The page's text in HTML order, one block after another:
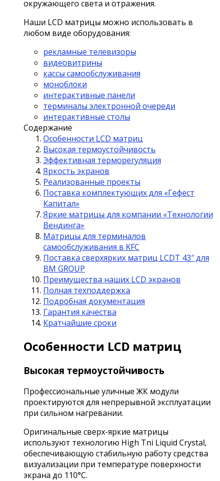
окружающего света и отражения.
Наши LCD матрицы можно использовать в
любом виде оборудования:
рекламные телевизоры
видеовитрины
кассы самообслуживания
моноблоки
интерактивные панели
терминалы электронной очереди
интерактивные столы
Содержание
Особенности LCD матриц
Высокая термоустойчивость
Эффективная терморегуляция
Яркость экранов
Реализованные проекты
Поставка комплектующих для «Гефест
Капитал»
Яркие матрицы для компании «Технологии
Вендинга»
Матрицы для терминалов
самообслуживания в KFC
Поставка сверхярких матриц LCDT 43″ для
BM GROUP
Преимущества наших LCD экранов
Полная техподдержка
Подробная документация
Гарантия качества
Кратчайшие сроки
Особенности LCD матриц
Высокая термоустойчивость
Профессиональные уличные ЖК модули
проектируются для непрерывной эксплуатации
при сильном нагревании.
Оригинальные сверх-яркие матрицы
используют технологию High Tni Liquid Crystal,
обеспечивающую стабильную работу средства
визуализации при температуре поверхности
экрана до 110°C.